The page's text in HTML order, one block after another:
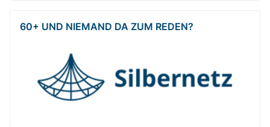
60+ UND NIEMAND DA ZUM REDEN?